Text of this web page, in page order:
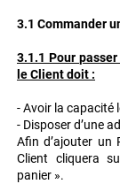
3.1 Commander
3.1.1 Pour
le Client doit :
- Avoir la capacité
- Disposer d’une
Afin d’ajouter un
Client cliquera
panier ».